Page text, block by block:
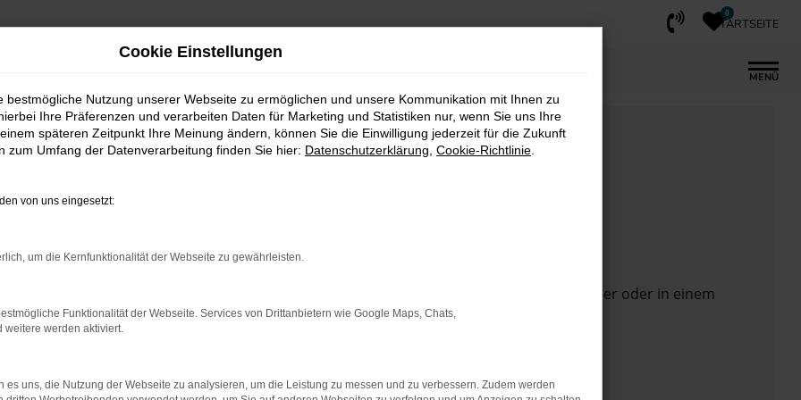
0
STARTSEITE
MENÜ
das Laden bestimmter Seiten verhindern. Funktioniert die Seite in einem anderen Browser oder in einem
zu beheben.
auf dem neuesten Stand sind.
Cookie Einstellungen
bestmögliche Nutzung unserer Webseite zu ermöglichen und unsere Kommunikation mit Ihnen zu
Ihre Präferenzen und verarbeiten Daten für Marketing und Statistiken nur, wenn Sie uns Ihre
späteren Zeitpunkt Ihre Meinung ändern, können Sie die Einwilligung jederzeit für die Zukunft
zum Umfang der Datenverarbeitung finden Sie hier: Datenschutzerklärung Cookie-Richtlinie
von uns eingesetzt:
um die Kernfunktionalität der Webseite zu gewährleisten.
Funktionalität der Webseite. Services von Drittanbietern wie Google Maps, Chats,
weitere werden aktiviert.
es uns, die Nutzung der Webseite zu analysieren, um die Leistung zu messen und zu verbessern. Zudem werden